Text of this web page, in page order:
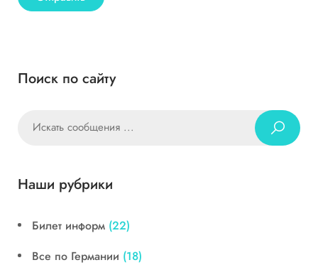
Поиск по сайту
Наши рубрики
Билет информ (22)
Все по Германии (18)